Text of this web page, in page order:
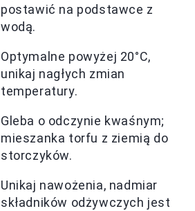
postawić na podstawce z
wodą.
Optymalne powyżej 20°C,
unikaj nagłych zmian
temperatury.
Gleba o odczynie kwaśnym;
mieszanka torfu z ziemią do
storczyków.
Unikaj nawożenia, nadmiar
składników odżywczych jest